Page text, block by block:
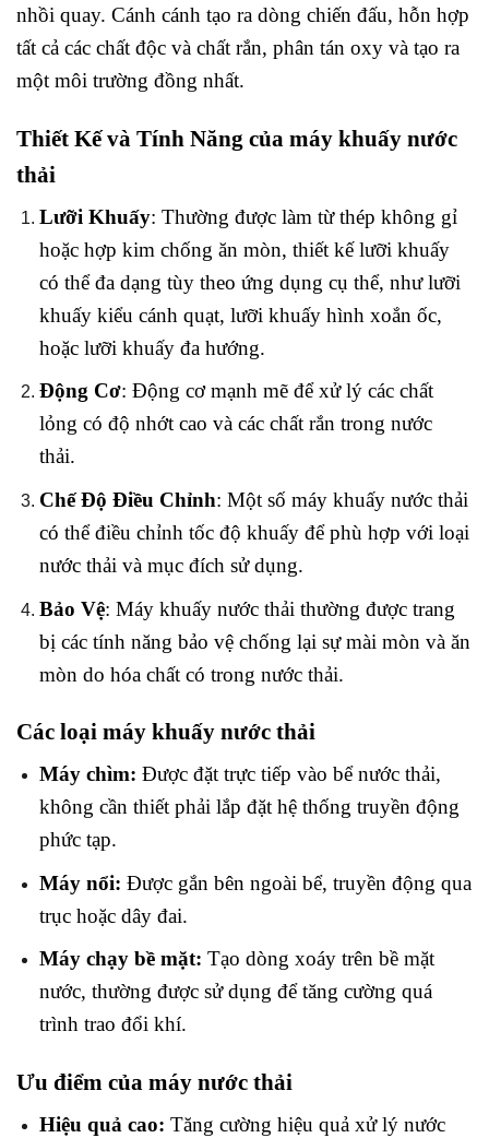
nhồi quay. Cánh cánh tạo ra dòng chiến đấu, hỗn hợp
tất cả các chất độc và chất rắn, phân tán oxy và tạo ra
một môi trường đồng nhất.
Thiết Kế và Tính Năng của máy khuấy nước
thải
Lưỡi Khuấy: Thường được làm từ thép không gỉ
hoặc hợp kim chống ăn mòn, thiết kế lưỡi khuấy
có thể đa dạng tùy theo ứng dụng cụ thể, như lưỡi
khuấy kiểu cánh quạt, lưỡi khuấy hình xoắn ốc,
hoặc lưỡi khuấy đa hướng.
Động Cơ: Động cơ mạnh mẽ để xử lý các chất
lỏng có độ nhớt cao và các chất rắn trong nước
thải.
Chế Độ Điều Chỉnh: Một số máy khuấy nước thải
có thể điều chỉnh tốc độ khuấy để phù hợp với loại
nước thải và mục đích sử dụng.
Bảo Vệ: Máy khuấy nước thải thường được trang
bị các tính năng bảo vệ chống lại sự mài mòn và ăn
mòn do hóa chất có trong nước thải.
Các loại máy khuấy nước thải
Máy chìm: Được đặt trực tiếp vào bể nước thải,
không cần thiết phải lắp đặt hệ thống truyền động
phức tạp.
Máy nổi: Được gắn bên ngoài bể, truyền động qua
trục hoặc dây đai.
Máy chạy bề mặt: Tạo dòng xoáy trên bề mặt
nước, thường được sử dụng để tăng cường quá
trình trao đổi khí.
Ưu điểm của máy nước thải
Hiệu quả cao: Tăng cường hiệu quả xử lý nước